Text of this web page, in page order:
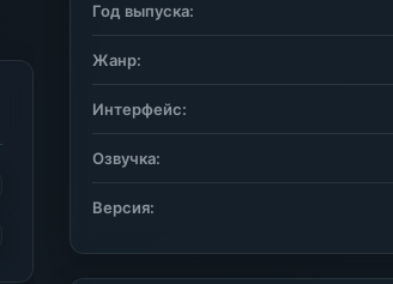
Год выпуска:
Жанр:
Интерфейс:
Озвучка:
Версия: